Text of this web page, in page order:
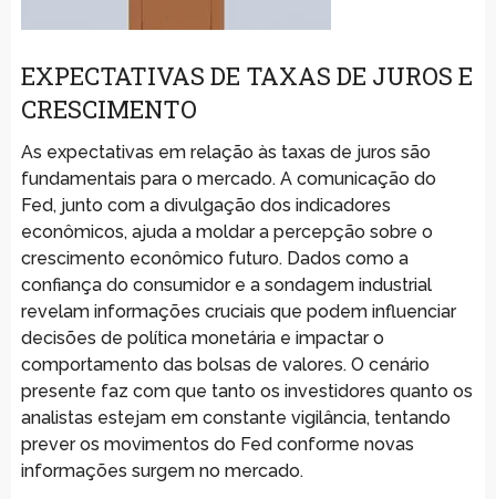
EXPECTATIVAS DE TAXAS DE JUROS E
CRESCIMENTO
As expectativas em relação às taxas de juros são
fundamentais para o mercado. A comunicação do
Fed, junto com a divulgação dos indicadores
econômicos, ajuda a moldar a percepção sobre o
crescimento econômico futuro. Dados como a
confiança do consumidor e a sondagem industrial
revelam informações cruciais que podem influenciar
decisões de política monetária e impactar o
comportamento das bolsas de valores. O cenário
presente faz com que tanto os investidores quanto os
analistas estejam em constante vigilância, tentando
prever os movimentos do Fed conforme novas
informações surgem no mercado.